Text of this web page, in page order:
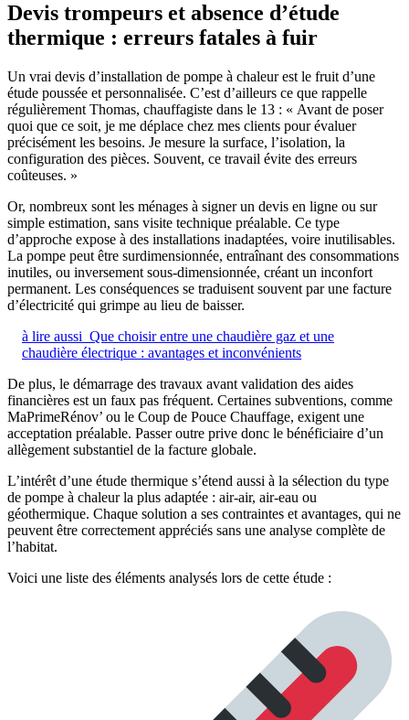
Devis trompeurs et absence d’étude
thermique : erreurs fatales à fuir
Un vrai devis d’installation de pompe à chaleur est le fruit d’une
étude poussée et personnalisée. C’est d’ailleurs ce que rappelle
régulièrement Thomas, chauffagiste dans le 13 : « Avant de poser
quoi que ce soit, je me déplace chez mes clients pour évaluer
précisément les besoins. Je mesure la surface, l’isolation, la
configuration des pièces. Souvent, ce travail évite des erreurs
coûteuses. »
Or, nombreux sont les ménages à signer un devis en ligne ou sur
simple estimation, sans visite technique préalable. Ce type
d’approche expose à des installations inadaptées, voire inutilisables.
La pompe peut être surdimensionnée, entraînant des consommations
inutiles, ou inversement sous-dimensionnée, créant un inconfort
permanent. Les conséquences se traduisent souvent par une facture
d’électricité qui grimpe au lieu de baisser.
à lire aussi Que choisir entre une chaudière gaz et une
chaudière électrique : avantages et inconvénients
De plus, le démarrage des travaux avant validation des aides
financières est un faux pas fréquent. Certaines subventions, comme
MaPrimeRénov’ ou le Coup de Pouce Chauffage, exigent une
acceptation préalable. Passer outre prive donc le bénéficiaire d’un
allègement substantiel de la facture globale.
L’intérêt d’une étude thermique s’étend aussi à la sélection du type
de pompe à chaleur la plus adaptée : air-air, air-eau ou
géothermique. Chaque solution a ses contraintes et avantages, qui ne
peuvent être correctement appréciés sans une analyse complète de
l’habitat.
Voici une liste des éléments analysés lors de cette étude :